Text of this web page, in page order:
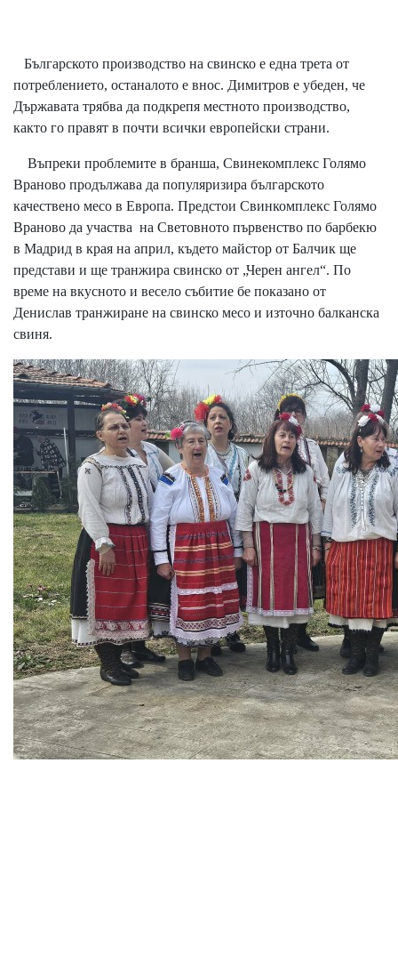
Българското производство на свинско е една трета от
потреблението, останалото е внос. Димитров е убеден, че
Държавата трябва да подкрепя местното производство,
както го правят в почти всички европейски страни.
Въпреки проблемите в бранша, Свинекомплекс Голямо
Враново продължава да популяризира българското
качествено месо в Европа. Предстои Свинкомплекс Голямо
Враново да участва на Световното първенство по барбекю
в Мадрид в края на април, където майстор от Балчик ще
представи и ще транжира свинско от „Черен ангел“. По
време на вкусното и весело събитие бе показано от
Денислав транжиране на свинско месо и източно балканска
свиня.